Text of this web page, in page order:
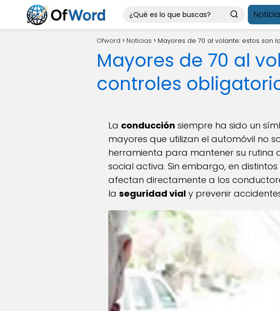
Ofword Noticias Mayores de 70 al volante: estos
Mayores de 70 al
controles
La conducción siempre ha sido un
mayores que utilizan el automóvil no
herramienta para mantener su rutina
social activa. Sin embargo, en
afectan directamente a los
la seguridad vial y prevenir